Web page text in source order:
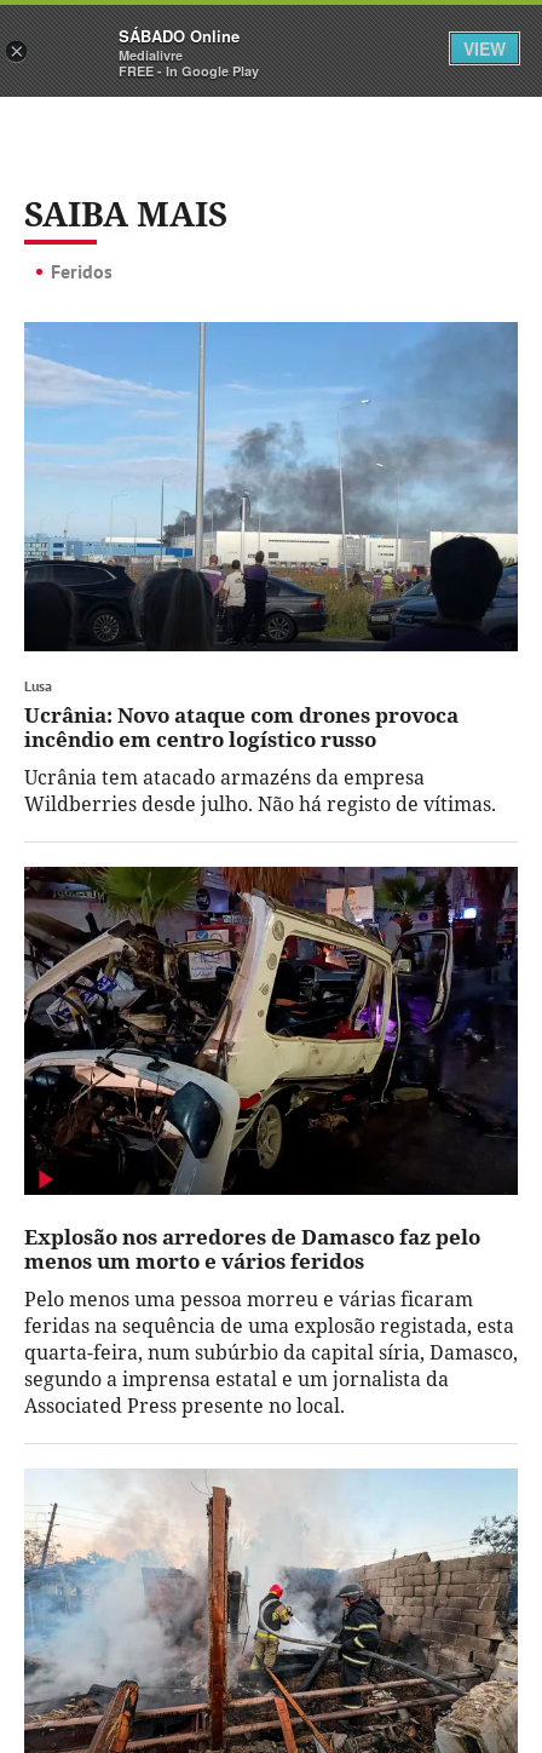
Sábado Assine Iniciar Sessão
SAIBA MAIS
Feridos
Lusa
Ucrânia: Novo ataque com drones provoca
incêndio em centro logístico russo
Ucrânia tem atacado armazéns da empresa
Wildberries desde julho. Não há registo de vítimas.
Explosão nos arredores de Damasco faz pelo
menos um morto e vários feridos
Pelo menos uma pessoa morreu e várias ficaram
feridas na sequência de uma explosão registada, esta
quarta-feira, num subúrbio da capital síria, Damasco,
segundo a imprensa estatal e um jornalista da
Associated Press presente no local.
×
SÁBADO Online
Medialivre
FREE - In Google Play
VIEW